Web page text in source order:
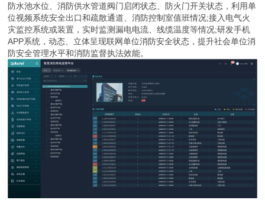
防水池水位、消防供水管道阀门启闭状态、防火门开关状态，利用单
位视频系统安全出口和疏散通道、消防控制室值班情况;接入电气火
灾监控系统或装置，实时监测漏电电流、线缆温度等情况;研发手机
APP系统，动态、立体呈现联网单位消防安全状态，提升社会单位消
防安全管理水平和消防监督执法效能。